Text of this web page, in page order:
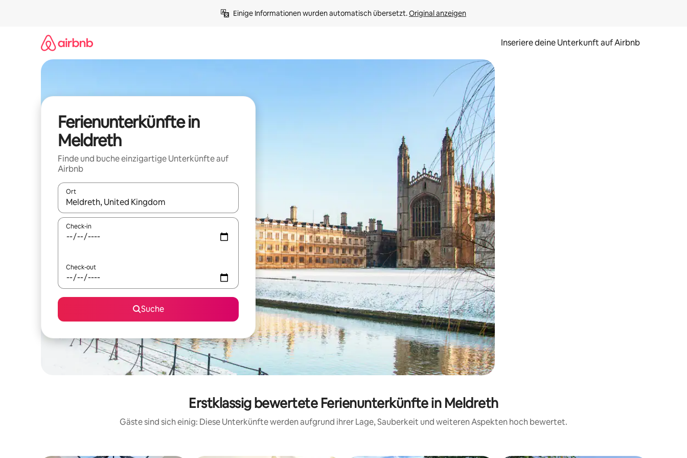
Einige Informationen wurden automatisch übersetzt. Original anzeigen
Inseriere deine Unterkunft auf Airbnb
Ferienunterkünfte in
Meldreth
Finde und buche einzigartige Unterkünfte auf
Airbnb
Ort
Wenn Ergebnisse verfügbar sind, navigiere mit den Pfeiltasten nach oben und unten oder erkunde die Ergebnisse durch Berühren oder Wischgesten.
Check-in
Check-out
Suche
Erstklassig bewertete Ferienunterkünfte in Meldreth
Gäste sind sich einig: Diese Unterkünfte werden aufgrund ihrer Lage, Sauberkeit und weiteren Aspekten hoch bewertet.